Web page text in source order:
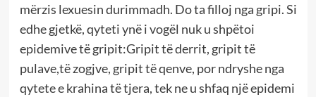
mërzis lexuesin durimmadh. Do ta filloj nga gripi. Si
edhe gjetkë, qyteti ynë i vogël nuk u shpëtoi
epidemive të gripit:Gripit të derrit, gripit të
pulave,të zogjve, gripit të qenve, por ndryshe nga
qytete e krahina të tjera, tek ne u shfaq një epidemi